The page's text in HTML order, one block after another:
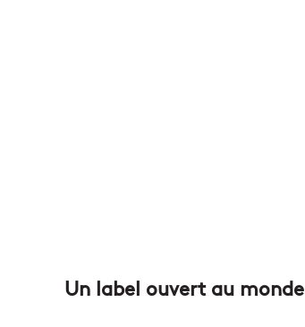
Un label ouvert au monde